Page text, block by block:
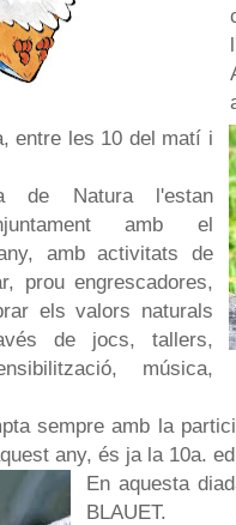
entre les 10 del matí i
de Natura l'estan
amb el
amb activitats de
prou engrescadores,
els valors naturals
de jocs, tallers,
música,
sempre amb la
any, és ja la 10a.
En aquesta
BLAUET.